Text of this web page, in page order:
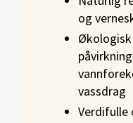
og
vassdrag
Verdifulle